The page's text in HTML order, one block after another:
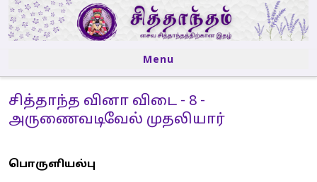
Menu
Skip to content
சித்தாந்த வினா விடை - 8 -
அருணைவடிவேல் முதலியார்
பொருளியல்பு